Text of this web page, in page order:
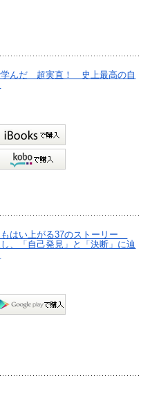
学んだ 超実直！ 史上最高の自
はい上がる37のストーリー
し、「自己発見」と「決断」に辿